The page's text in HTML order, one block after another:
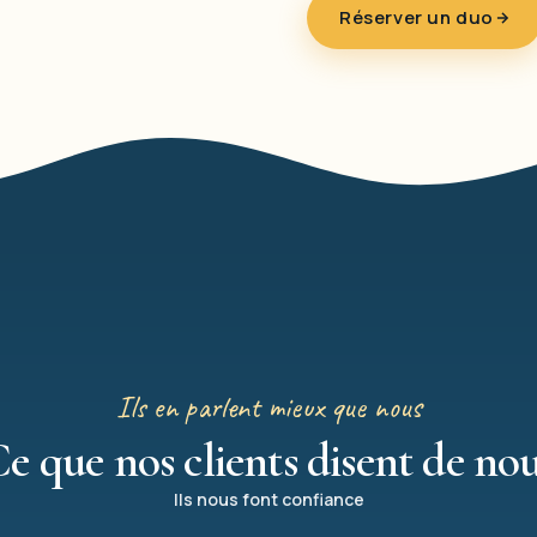
Réserver un duo
Ils en parlent mieux que nous
que nos clients disent de
Ils nous font confiance